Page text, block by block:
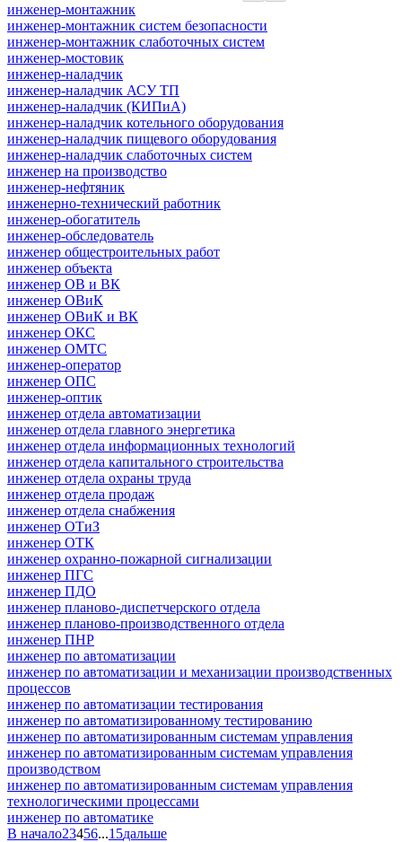
инженер-монтажник
инженер-монтажник систем безопасности
инженер-монтажник слаботочных систем
инженер-мостовик
инженер-наладчик
инженер-наладчик АСУ ТП
инженер-наладчик (КИПиА)
инженер-наладчик котельного оборудования
инженер-наладчик пищевого оборудования
инженер-наладчик слаботочных систем
инженер на производство
инженер-нефтяник
инженерно-технический работник
инженер-обогатитель
инженер-обследователь
инженер общестроительных работ
инженер объекта
инженер ОВ и ВК
инженер ОВиК
инженер ОВиК и ВК
инженер ОКС
инженер ОМТС
инженер-оператор
инженер ОПС
инженер-оптик
инженер отдела автоматизации
инженер отдела главного энергетика
инженер отдела информационных технологий
инженер отдела капитального строительства
инженер отдела охраны труда
инженер отдела продаж
инженер отдела снабжения
инженер ОТиЗ
инженер ОТК
инженер охранно-пожарной сигнализации
инженер ПГС
инженер ПДО
инженер планово-диспетчерского отдела
инженер планово-производственного отдела
инженер ПНР
инженер по автоматизации
инженер по автоматизации и механизации производственных
процессов
инженер по автоматизации тестирования
инженер по автоматизированному тестированию
инженер по автоматизированным системам управления
инженер по автоматизированным системам управления
производством
инженер по автоматизированным системам управления
технологическими процессами
инженер по автоматике
В начало23456...15дальше